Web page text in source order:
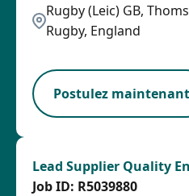
Rugby (Leic) GB,
Rugby, England
Postulez maintenant
Lead Supplier Quality
R5039880